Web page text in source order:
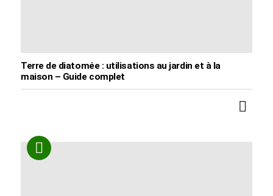
Terre de diatomée : utilisations au jardin et à la
maison – Guide complet